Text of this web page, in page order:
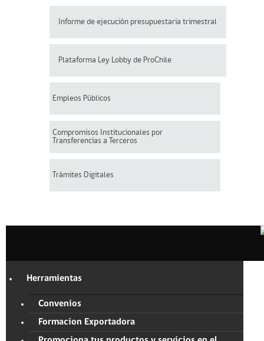
Informe de ejecución presupuestaria trimestral
Plataforma Ley Lobby de ProChile
Empleos Públicos
Compromisos Institucionales por
Transferencias a Terceros
Trámites Digitales
Herramientas
Convenios
Formacion Exportadora